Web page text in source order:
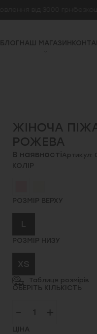
БЛОГНАШ МАГАЗИН
ЖІНОЧА
РОЖЕВА
В наявностіАртикул:
КОЛІР
РОЗМІР ВЕРХУ
L
РОЗМІР НИЗУ
XS
Таблиця розмірів
ОБЕРІТЬ КІЛЬКІСТЬ
ЦІНА